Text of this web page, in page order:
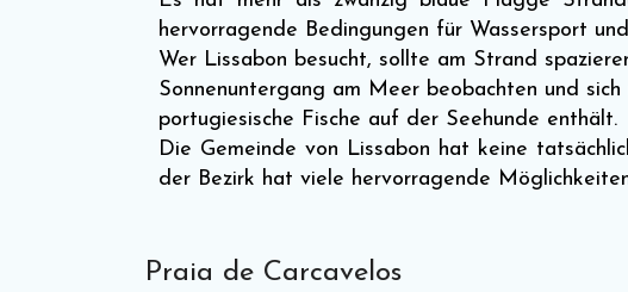
hervorragende Bedingungen für Wassersport
Wer Lissabon besucht, sollte am Strand
Sonnenuntergang am Meer beobachten und
portugiesische Fische auf der Seehunde enthält.
Die Gemeinde von Lissabon hat keine
der Bezirk hat viele hervorragende
Praia de Carcavelos